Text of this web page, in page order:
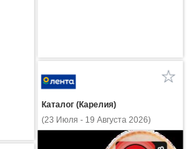
Каталог (Карелия)
(23 Июля - 19 Августа 2026)